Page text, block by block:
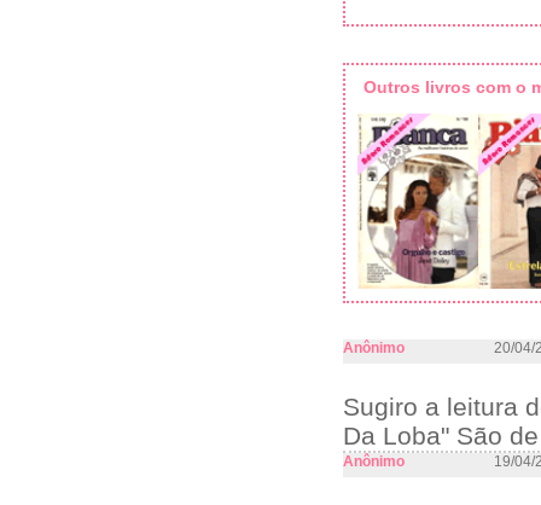
Outros livros com o
Anônimo 20/04/
Sugiro a leitura
Da Loba" São
Anônimo 19/04/